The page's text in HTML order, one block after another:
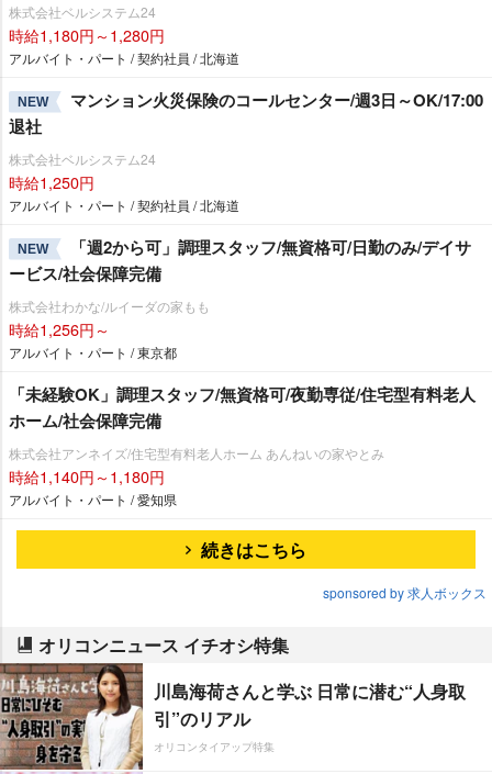
株式会社ベルシステム24
時給1,180円～1,280円
アルバイト・パート / 契約社員 / 北海道
NEW
マンション火災保険のコールセンター/週3日～OK/17:00
退社
株式会社ベルシステム24
時給1,250円
アルバイト・パート / 契約社員 / 北海道
NEW
「週2から可」調理スタッフ/無資格可/日勤のみ/デイサ
ービス/社会保障完備
株式会社わかな/ルイーダの家もも
時給1,256円～
アルバイト・パート / 東京都
「未経験OK」調理スタッフ/無資格可/夜勤専従/住宅型有料老人
ホーム/社会保障完備
株式会社アンネイズ/住宅型有料老人ホーム あんねいの家やとみ
時給1,140円～1,180円
アルバイト・パート / 愛知県
続きはこちら
sponsored by 求人ボックス
オリコンニュース イチオシ特集
川島海荷さんと学ぶ 日常に潜む“人身取
引”のリアル
オリコンタイアップ特集